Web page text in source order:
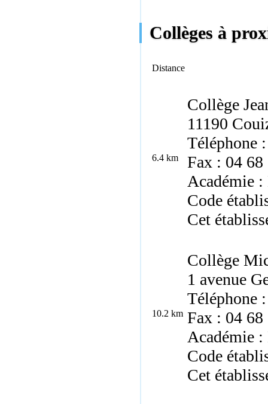
Collèges à
Distance
6.4 km
Collège
11190
Téléphone
Fax : 04 68
Académie
Code
Cet
10.2 km
Collège
1 avenue
Téléphone
Fax : 04 68
Académie
Code
Cet